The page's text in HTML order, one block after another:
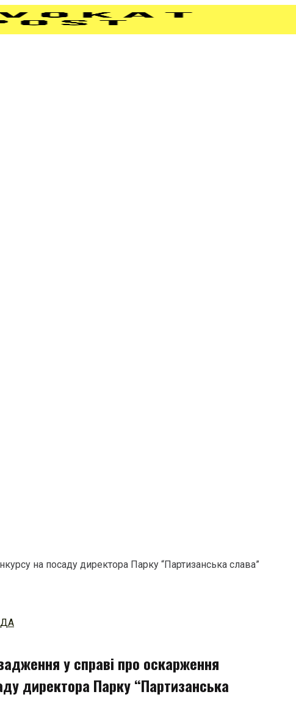
на посаду директора Парку “Партизанська слава”
у справі про оскарження
директора Парку “Партизанська